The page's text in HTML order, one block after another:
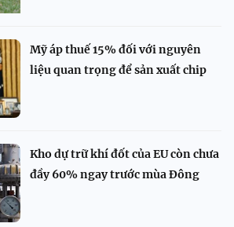
Mỹ áp thuế 15% đối với nguyên
liệu quan trọng để sản xuất chip
Kho dự trữ khí đốt của EU còn chưa
đầy 60% ngay trước mùa Đông